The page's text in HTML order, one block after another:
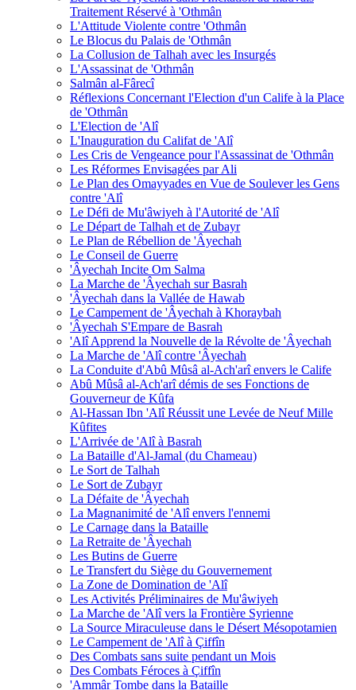
Traitement Réservé à 'Othmân
L'Attitude Violente contre 'Othmân
Le Blocus du Palais de 'Othmân
La Collusion de Talhah avec les Insurgés
L'Assassinat de 'Othmân
Salmân al-Fârecî
Réflexions Concernant l'Election d'un Calife à la Place
de 'Othmân
L'Election de 'Alî
L'Inauguration du Califat de 'Alî
Les Cris de Vengeance pour l'Assassinat de 'Othmân
Les Réformes Envisagées par Ali
Le Plan des Omayyades en Vue de Soulever les Gens
contre 'Alî
Le Défi de Mu'âwiyeh à l'Autorité de 'Alî
Le Départ de Talhah et de Zubayr
Le Plan de Rébellion de 'Âyechah
Le Conseil de Guerre
'Âyechah Incite Om Salma
La Marche de 'Âyechah sur Basrah
'Âyechah dans la Vallée de Hawab
Le Campement de 'Âyechah à Khoraybah
'Âyechah S'Empare de Basrah
'Alî Apprend la Nouvelle de la Révolte de 'Âyechah
La Marche de 'Alî contre 'Âyechah
La Conduite d'Abû Mûsâ al-Ach'arî envers le Calife
Abû Mûsâ al-Ach'arî démis de ses Fonctions de
Gouverneur de Kûfa
Al-Hassan Ibn 'Alî Réussit une Levée de Neuf Mille
Kûfites
L'Arrivée de 'Alî à Basrah
La Bataille d'Al-Jamal (du Chameau)
Le Sort de Talhah
Le Sort de Zubayr
La Défaite de 'Âyechah
La Magnanimité de 'Alî envers l'ennemi
Le Carnage dans la Bataille
La Retraite de 'Âyechah
Les Butins de Guerre
Le Transfert du Siège du Gouvernement
La Zone de Domination de 'Alî
Les Activités Préliminaires de Mu'âwiyeh
La Marche de 'Alî vers la Frontière Syrienne
La Source Miraculeuse dans le Désert Mésopotamien
Le Campement de 'Alî à Çiffîn
Des Combats sans suite pendant un Mois
Des Combats Féroces à Çiffîn
'Ammâr Tombe dans la Bataille